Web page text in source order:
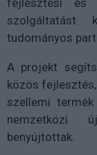
szolgáltatást
tudományos
A projekt
közös
szellemi
nemzetközi
benyújtottak.